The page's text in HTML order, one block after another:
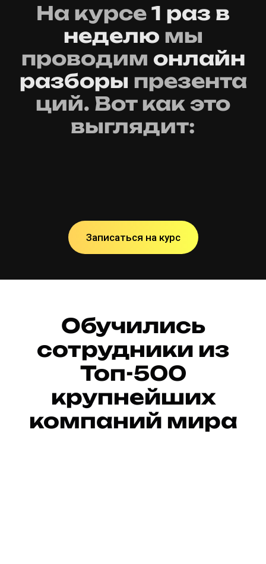
На курсе 1 раз в
неделю мы
проводим онлайн
разборы презента
ций. Вот как это
выглядит:
Записаться на курс
Обучились
сотрудники из
Топ-500
крупнейших
компаний мира